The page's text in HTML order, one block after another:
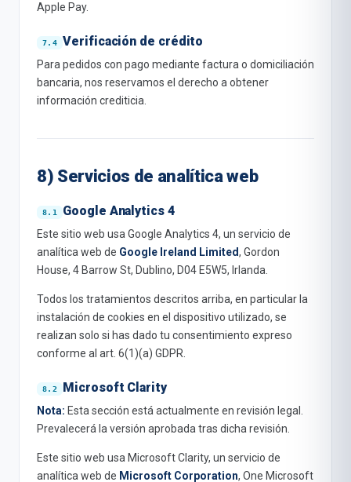
Apple Pay.
Verificación de crédito
Para pedidos con pago mediante factura o domiciliación
bancaria, nos reservamos el derecho a obtener
información crediticia.
8) Servicios de analítica web
Google Analytics 4
Este sitio web usa Google Analytics 4, un servicio de
analítica web de Google Ireland Limited, Gordon
House, 4 Barrow St, Dublino, D04 E5W5, Irlanda.
Todos los tratamientos descritos arriba, en particular la
instalación de cookies en el dispositivo utilizado, se
realizan solo si has dado tu consentimiento expreso
conforme al art. 6(1)(a) GDPR.
Microsoft Clarity
Nota: Esta sección está actualmente en revisión legal.
Prevalecerá la versión aprobada tras dicha revisión.
Este sitio web usa Microsoft Clarity, un servicio de
analítica web de Microsoft Corporation, One Microsoft